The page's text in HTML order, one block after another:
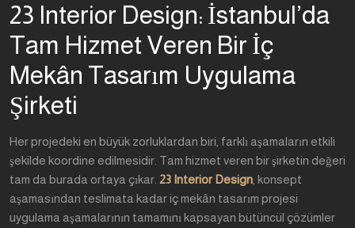
23 Interior Design: İstanbul’da
Tam Hizmet Veren Bir İç
Mekân Tasarım Uygulama
Şirketi
Her projedeki en büyük zorluklardan biri, farklı aşamaların etkili
şekilde koordine edilmesidir. Tam hizmet veren bir şirketin değeri
tam da burada ortaya çıkar. 23 Interior Design , konsept
aşamasından teslimata kadar iç mekân tasarım projesi
uygulama aşamalarının tamamını kapsayan bütüncül çözümler